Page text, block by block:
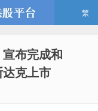
繁
布完成和
克上市